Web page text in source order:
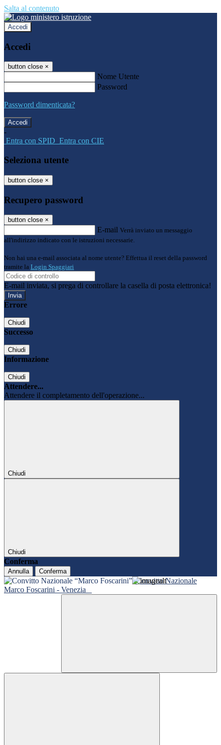
Salta al contenuto
Accedi
Accedi
button close ×
Nome Utente
Password
Password dimenticata?
-
Entra con SPID Entra con CIE
Seleziona utente
button close ×
Recupero password
button close ×
E-mail Verrà inviato un messaggio
all'indirizzo indicato con le istruzioni necessarie.
Non hai una e-mail associata al nome utente? Effettua il reset della password
tramite la Login Spaggiari
E-mail inviata, si prega di controllare la casella di posta elettronica!
Errore
Chiudi
Successo
Chiudi
Informazione
Chiudi
Attendere...
Attendere il completamento dell'operazione...
Chiudi
Chiudi
Conferma
Annulla Conferma
Convitto Nazionale
Marco Foscarini - Venezia